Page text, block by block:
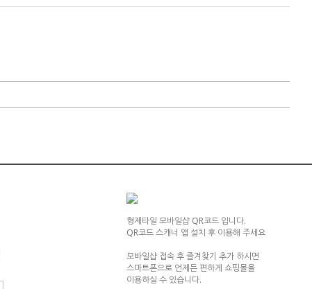
형제타일 모바일샵 QR코드 입니다.
QR코드 스캐너 앱 설치 후 이용해 주세요
모바일샵 접속 후 즐겨찾기 추가 하시면
스마트폰으로 언제든 편하게 쇼핑몰을
이용하실 수 있습니다.